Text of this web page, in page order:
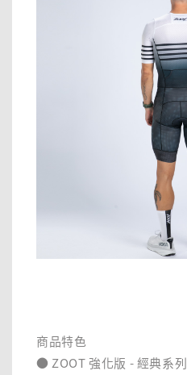
商品特色
● ZOOT 強化版 - 經典系列